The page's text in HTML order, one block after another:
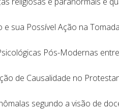
sua Possível Ação na
Pós-Modernas
de Causalidade no
segundo a visão de